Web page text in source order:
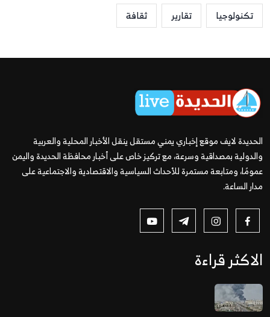
تكنولوجيا
تقارير ثقافة
الحديدة لايف موقع إخباري يمني مستقل ينقل الأخبار المحلية والعربية
والدولية بمصداقية وسرعة، مع تركيز خاص على أخبار محافظة الحديدة واليمن
عمومًا، ومتابعة مستمرة للأحداث السياسية والاقتصادية والاجتماعية على
مدار الساعة.
الاكثر قراءة